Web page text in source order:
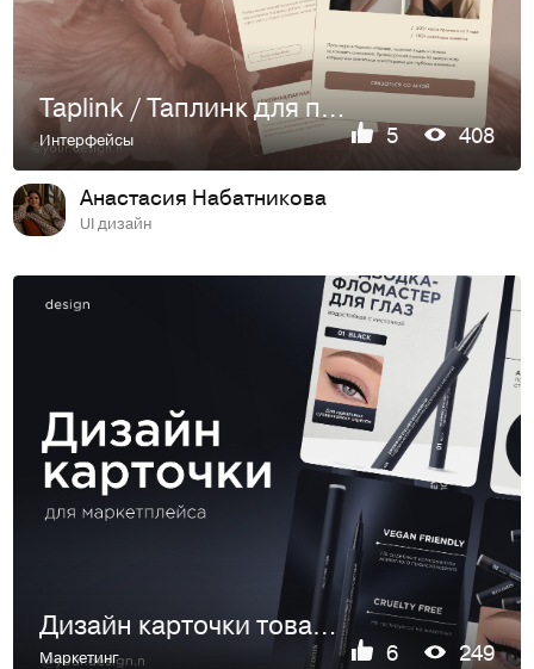
Taplink / Таплинк для психолога
Интерфейсы 5 408
Анастасия Набатникова
UI дизайн
Дизайн карточки товара для маркетплейсов
Маркетинг 6 249